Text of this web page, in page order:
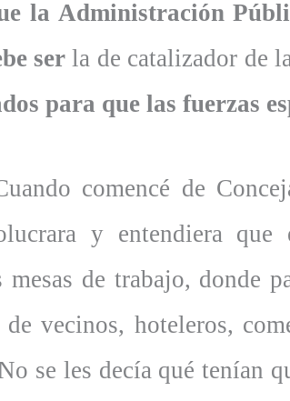
la Administración
serla de catalizador de
para que las fuerzas
comencé de
y entendiera
de trabajo, donde
vecinos, hoteleros,
se les decía qué tenían